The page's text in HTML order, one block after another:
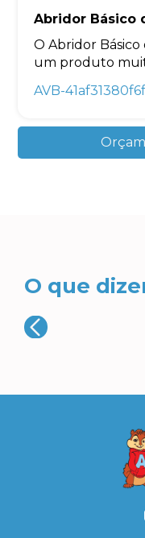
Abridor Básico
O Abridor
um produto
AVB-41af31380f6f
O que